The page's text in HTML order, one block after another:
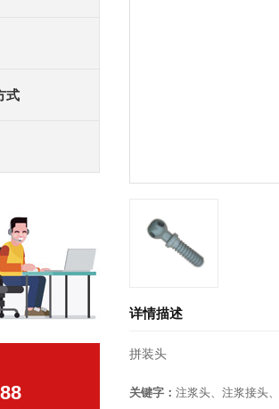
式
详情描述
拼装头
关键字： 注浆头、注浆接头